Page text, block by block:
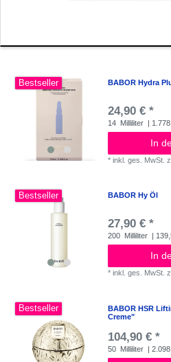
Bestseller BABOR Hydra
24,90 € *
14 Milliliter |
In
*inkl. ges. MwSt.
Bestseller BABOR Hy Öl
27,90 € *
200 Milliliter |
In
*inkl. ges. MwSt.
Bestseller
BABOR HSR
Creme"
104,90 € *
50 Milliliter |